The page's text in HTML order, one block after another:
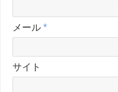
メール *
サイト